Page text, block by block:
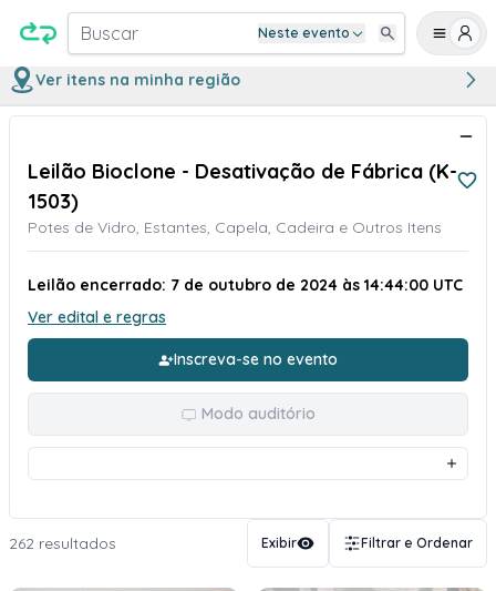
Buscar Neste evento
Ver itens na minha região
Leilão Bioclone - Desativação de Fábrica (K-
1503)
Potes de Vidro, Estantes, Capela, Cadeira e Outros Itens
Leilão encerrado: 7 de outubro de 2024 às 14:44:00 UTC
Ver edital e regras
Inscreva-se no evento
Modo auditório
262 resultados Exibir Filtrar e Ordenar